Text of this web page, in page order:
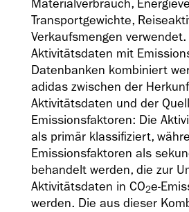
Materialverbrauch,
Transportgewichte,
Verkaufsmengen
Aktivitätsdaten mit
Datenbanken kombiniert
adidas zwischen der
Aktivitätsdaten und der
Emissionsfaktoren: Die
als primär klassifiziert,
Emissionsfaktoren als
behandelt werden, die zur
Aktivitätsdaten in CO2e-
werden. Die aus dieser